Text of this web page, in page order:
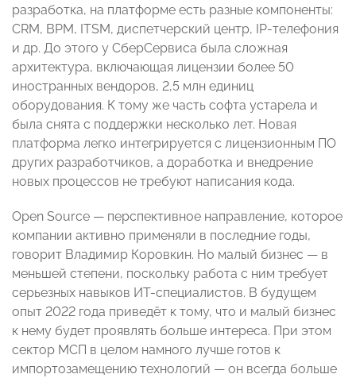
разработка, на платформе есть разные компоненты:
CRM, BPM, ITSM, диспетчерский центр, IP-телефония
и др. До этого у СберСервиса была сложная
архитектура, включающая лицензии более 50
иностранных вендоров, 2,5 млн единиц
оборудования. К тому же часть софта устарела и
была снята с поддержки несколько лет. Новая
платформа легко интегрируется с лицензионным ПО
других разработчиков, а доработка и внедрение
новых процессов не требуют написания кода.
Open Source — перспективное направление, которое
компании активно применяли в последние годы,
говорит Владимир Коровкин. Но малый бизнес — в
меньшей степени, поскольку работа с ним требует
серьезных навыков ИТ-специалистов. В будущем
опыт 2022 года приведёт к тому, что и малый бизнес
к нему будет проявлять больше интереса. При этом
сектор МСП в целом намного лучше готов к
импортозамещению технологий — он всегда больше